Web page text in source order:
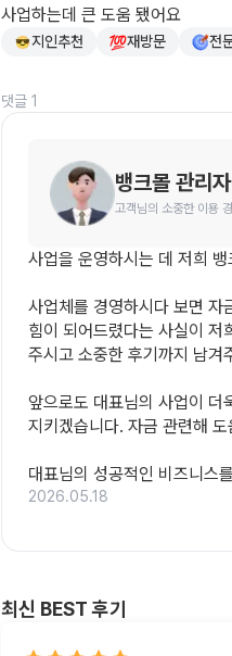
사업하는데 큰 도움 됐어요
지인추천 재방문 전
댓글 1
뱅크몰 관리자
고객님의 소중한 이용
사업을 운영하시는 데 저희
사업체를 경영하시다 보면 자
힘이 되어드렸다는 사실이
주시고 소중한 후기까지 남겨
앞으로도 대표님의 사업이 더
지키겠습니다. 자금 관련해
대표님의 성공적인 비즈니스
2026.05.18
최신 BEST 후기